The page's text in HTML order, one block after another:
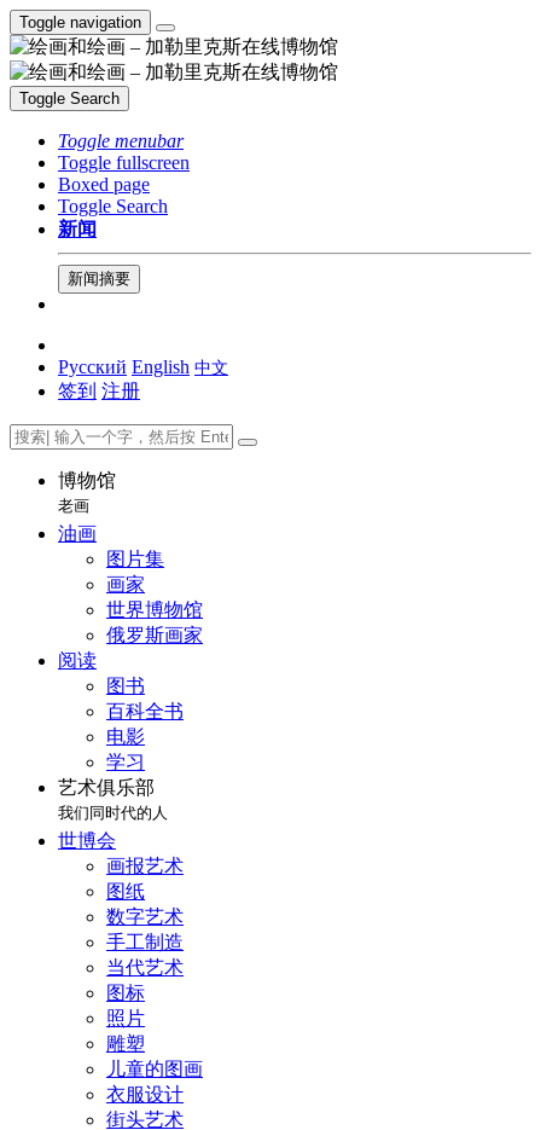
Toggle navigation
Toggle Search
Toggle menubar
Toggle fullscreen
Boxed page
Toggle Search
新闻
新闻摘要
Русский English 中文
签到 注册
博物馆
老画
油画
图片集
画家
世界博物馆
俄罗斯画家
阅读
图书
百科全书
电影
学习
艺术俱乐部
我们同时代的人
世博会
画报艺术
图纸
数字艺术
手工制造
当代艺术
图标
照片
雕塑
儿童的图画
衣服设计
街头艺术